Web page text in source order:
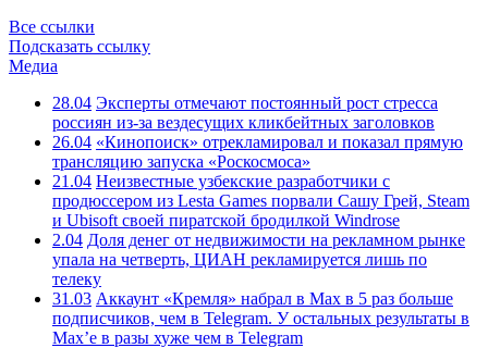
Все ссылки
Подсказать ссылку
Медиа
28.04 Эксперты отмечают постоянный рост стресса
россиян из-за вездесущих кликбейтных заголовков
26.04 «Кинопоиск» отрекламировал и показал прямую
трансляцию запуска «Роскосмоса»
21.04 Неизвестные узбекские разработчики с
продюссером из Lesta Games порвали Сашу Грей, Steam
и Ubisoft своей пиратской бродилкой Windrose
2.04 Доля денег от недвижимости на рекламном рынке
упала на четверть, ЦИАН рекламируется лишь по
телеку
31.03 Аккаунт «Кремля» набрал в Max в 5 раз больше
подписчиков, чем в Telegram. У остальных результаты в
Max’е в разы хуже чем в Telegram